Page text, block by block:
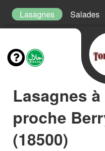
Lasagnes Salades
Lasagnes
proche
(18500)